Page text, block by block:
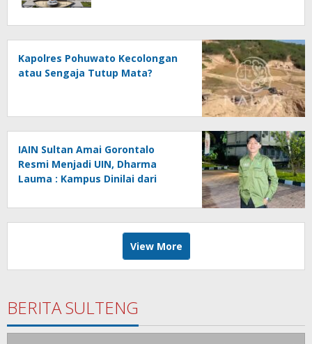
Kapolres Pohuwato Kecolongan
atau Sengaja Tutup Mata?
IAIN Sultan Amai Gorontalo
Resmi Menjadi UIN, Dharma
Lauma : Kampus Dinilai dari
View More
BERITA SULTENG